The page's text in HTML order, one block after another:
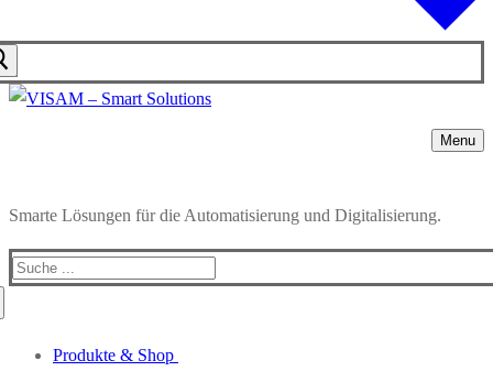
Menu
Smarte Lösungen für die Automatisierung und Digitalisierung.
Produkte & Shop